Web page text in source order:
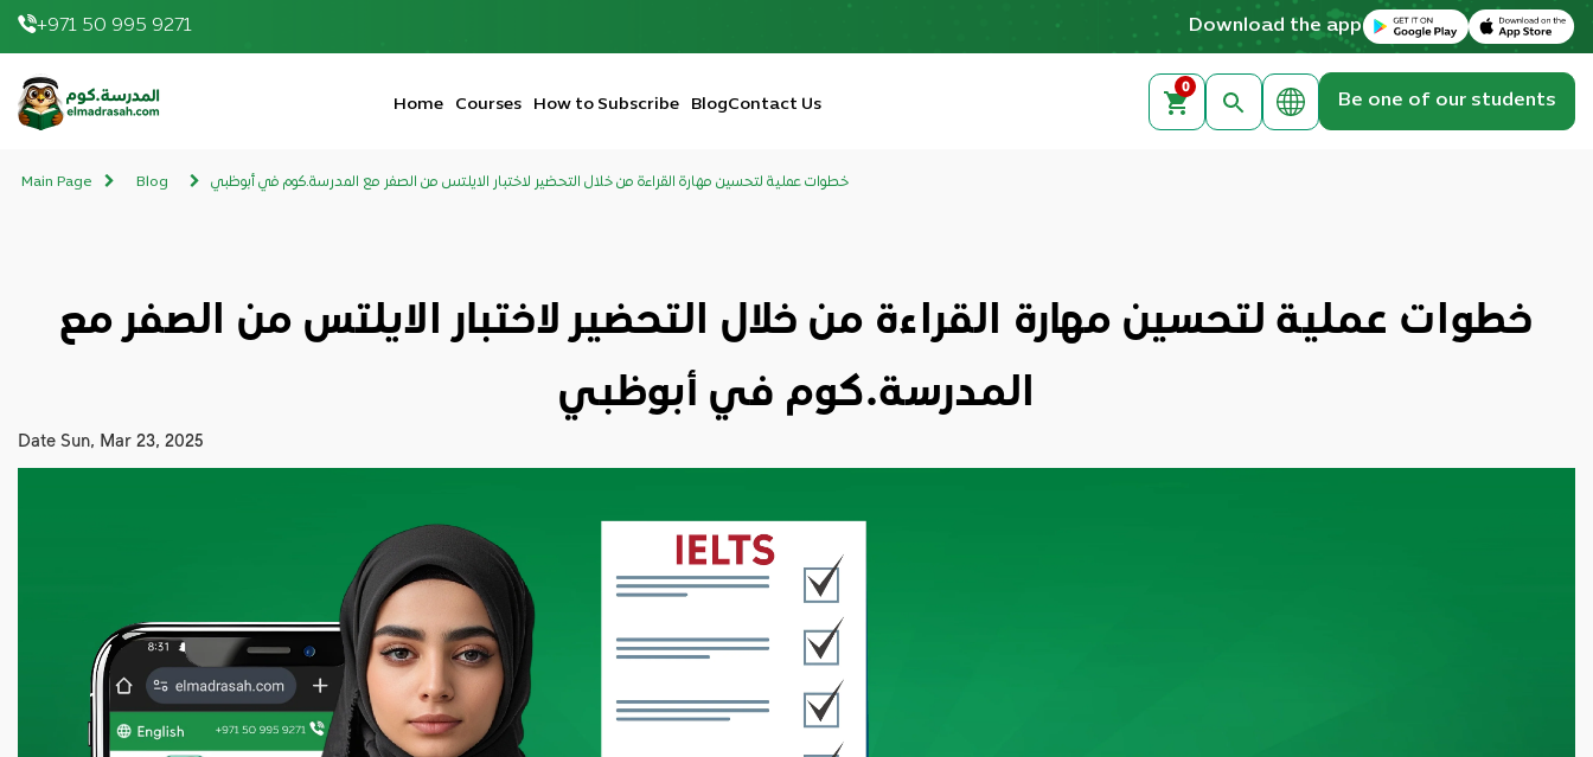
Download on the Apple App Store
Get it on Google Play
Download the app
+971 50 995 9271
elmadrasah.com home
Contact Us
Blog
How to Subscribe
Courses
Home
0
Be one of our students
Main Page Blog خطوات عملية لتحسين مهارة القراءة من خلال التحضير لاختبار الايلتس من الصفر مع المدرسة.كوم في أبوظبي
خطوات عملية لتحسين مهارة القراءة من خلال التحضير لاختبار الايلتس من الصفر مع
المدرسة.كوم في أبوظبي
Date Sun, Mar 23, 2025